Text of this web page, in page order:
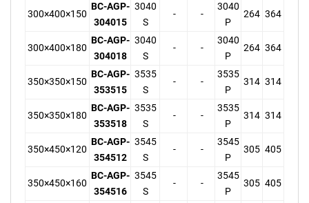
300×400×150
BC-AGP-
304015
3040
S
- -
3040
P
264 364
300×400×180
BC-AGP-
304018
3040
S
- -
3040
P
264 364
350×350×150
BC-AGP-
353515
3535
S
- -
3535
P
314 314
350×350×180
BC-AGP-
353518
3535
S
- -
3535
P
314 314
350×450×120
BC-AGP-
354512
3545
S
- -
3545
P
305 405
350×450×160
BC-AGP-
354516
3545
S
- -
3545
P
305 405